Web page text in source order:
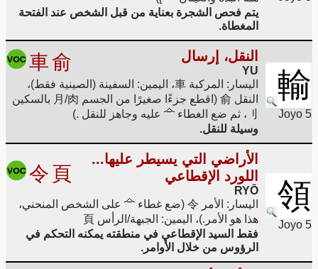
يتم فحص الشجرة بعناية من قبل الشخص عند الفتحة
المغطاة.
輸
Joyo 5
النقل، إرسال
YU
車俞
اليسار: المركبة 車، اليمين: السفينة (الصينية فقط)،
النقل 俞 (اقطع جزءًا صغيرًا من الجسم 月/肉 بالسكين
刂، ثم ضع الغطاء
عليه وجاهز للنقل .)
وسيلة للنقل.
領
Joyo 5
الأراضي التي يسيطر عليها...
اللورد الإقطاعي
RYŌ
令頁
اليسار: الأمر 令 (ضع غطاء
على الشخص المنحني،
هذا هو الأمر.)، اليمين: الجبهة/الرأس 頁
فقط السيد الإقطاعي في منطقته يمكنه التحكم في
الرؤوس من خلال الأوامر.